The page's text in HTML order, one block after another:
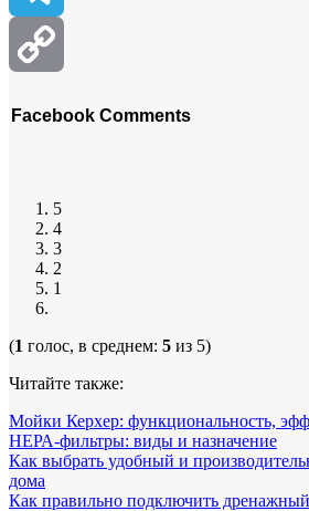
Telegram
Facebook Comments
5
4
3
2
1
(1 голос, в среднем: 5 из 5)
Читайте также:
Мойки Керхер: функциональность,
НЕРА-фильтры: виды и назначение
Как выбрать удобный и
дома
Как правильно подключить